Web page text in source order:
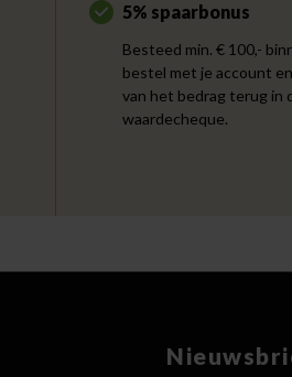
5% spaarbonus
Besteed min. € 100,-
bestel met je account
van het bedrag terug in
waardecheque.